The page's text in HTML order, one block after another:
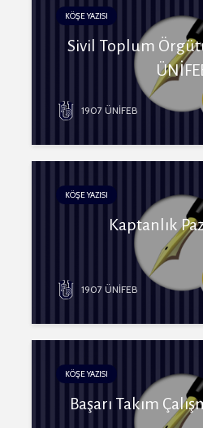
KÖŞE YAZISI
Sivil Toplum
1907 ÜNİFEB
KÖŞE YAZISI
Kaptanlık
1907 ÜNİFEB
KÖŞE YAZISI
Başarı Takım